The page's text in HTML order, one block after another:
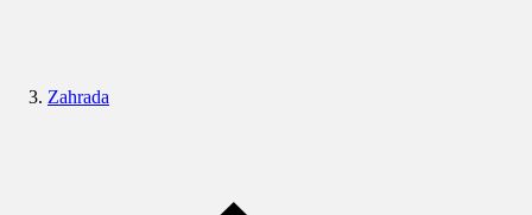
Zahrada